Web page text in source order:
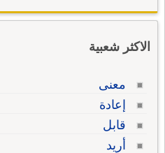
الاكثر شعبية
معنى
إعادة
قابل
أريد